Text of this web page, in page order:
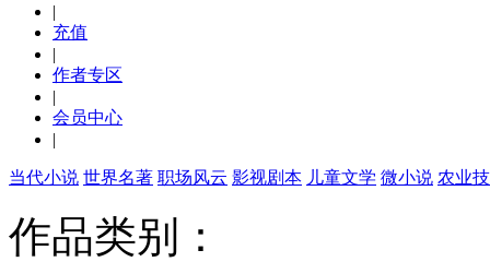
|
充值
|
作者专区
|
会员中心
|
当代小说 世界名著 职场风云 影视剧本 儿童文学 微小说 农业
作品类别：